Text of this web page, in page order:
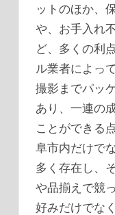
ットのほか、
や、お手入れ
ど、多くの利
ル業者によっ
撮影までパッ
あり、一連の
ことができる
阜市内だけで
多く存在し、
や品揃えで競
好みだけでな